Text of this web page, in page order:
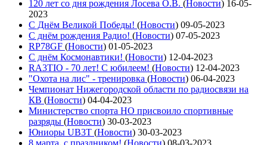
120 лет со дня рождения Лосева О.В. (Новости) 16-05-
2023
С Днём Великой Победы! (Новости) 09-05-2023
С днём рождения Радио! (Новости) 07-05-2023
RP78GF (Новости) 01-05-2023
С днём Космонавтики! (Новости) 12-04-2023
RA3TIO - 70 лет! С юбилеем! (Новости) 12-04-2023
"Охота на лис" - тренировка (Новости) 06-04-2023
Чемпионат Нижегородской области по радиосвязи на
КВ (Новости) 04-04-2023
Министерство спорта НО присвоило спортивные
разряды (Новости) 30-03-2023
Юниоры UB3T (Новости) 30-03-2023
8 марта, с праздником! (Новости) 08-03-2023